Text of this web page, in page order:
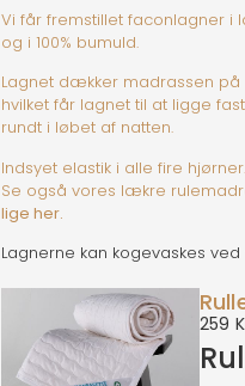
Vi får fremstillet faconlagner
og i 100% bumuld.
Lagnet dækker madrassen
hvilket får lagnet til at ligge
rundt i løbet af natten.
Indsyet elastik i alle fire hjørner.
Se også vores lækre
lige her.
Lagnerne kan kogevaskes
259